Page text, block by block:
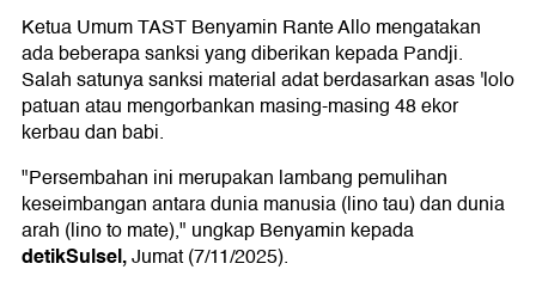
Ketua Umum TAST Benyamin Rante Allo mengatakan
ada beberapa sanksi yang diberikan kepada Pandji.
Salah satunya sanksi material adat berdasarkan asas 'lolo
patuan atau mengorbankan masing-masing 48 ekor
kerbau dan babi.
"Persembahan ini merupakan lambang pemulihan
keseimbangan antara dunia manusia (lino tau) dan dunia
arah (lino to mate)," ungkap Benyamin kepada
detikSulsel,Jumat (7/11/2025).